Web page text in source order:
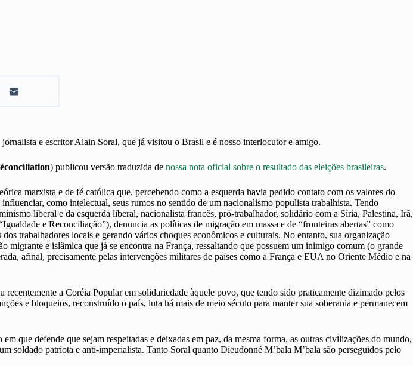
e escritor Alain Soral, que já visitou o Brasil e é nosso interlocutor e amigo.
) publicou versão traduzida de nossa nota oficial sobre o resultado das eleições brasileiras.
marxista e de fé católica que, percebendo como a esquerda havia pedido contato com os valores do
influenciar, como intelectual, seus rumos no sentido de um nacionalismo populista trabalhista. Tendo
liberal e da esquerda liberal, nacionalista francês, pró-trabalhador, solidário com a Síria, Palestina, Irã,
e Reconciliação”), denuncia as políticas de migração em massa e de “fronteiras abertas” como
trabalhadores locais e gerando vários choques econômicos e culturais. No entanto, sua organização
e islâmica que já se encontra na França, ressaltando que possuem um inimigo comum (o grande
afinal, precisamente pelas intervenções militares de países como a França e EUA no Oriente Médio e na
a Coréia Popular em solidariedade àquele povo, que tendo sido praticamente dizimado pelos
e bloqueios, reconstruído o país, luta há mais de meio século para manter sua soberania e permanecem
que defende que sejam respeitadas e deixadas em paz, da mesma forma, as outras civilizações do mundo,
soldado patriota e anti-imperialista. Tanto Soral quanto Dieudonné M’bala M’bala são perseguidos pelo